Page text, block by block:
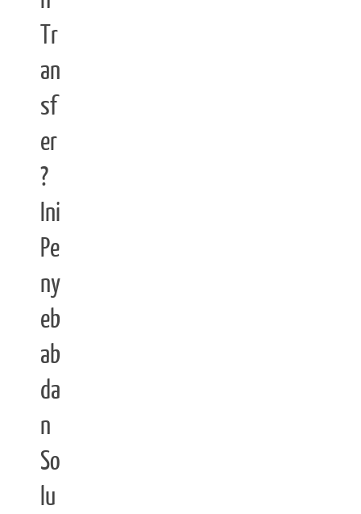
Tr
an
sf
er
?
Ini
Pe
ny
eb
ab
da
n
So
lu